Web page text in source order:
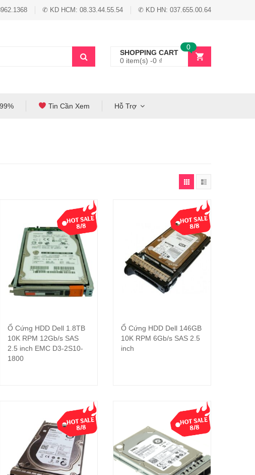
✆ KD HCM: 08.33.44.55.54 ✆ KD HN: 037.655.00.64
SHOPPING CART
0 item(s) -0 ₫
0
Tin Cần Xem Hỗ Trợ
Đọc tiếp
Ổ Cứng HDD Dell 1.8TB
10K RPM 12Gb/s SAS
2.5 inch EMC D3-2S10-
1800
Đọc tiếp
Ổ Cứng HDD Dell 146GB
10K RPM 6Gb/s SAS 2.5
inch